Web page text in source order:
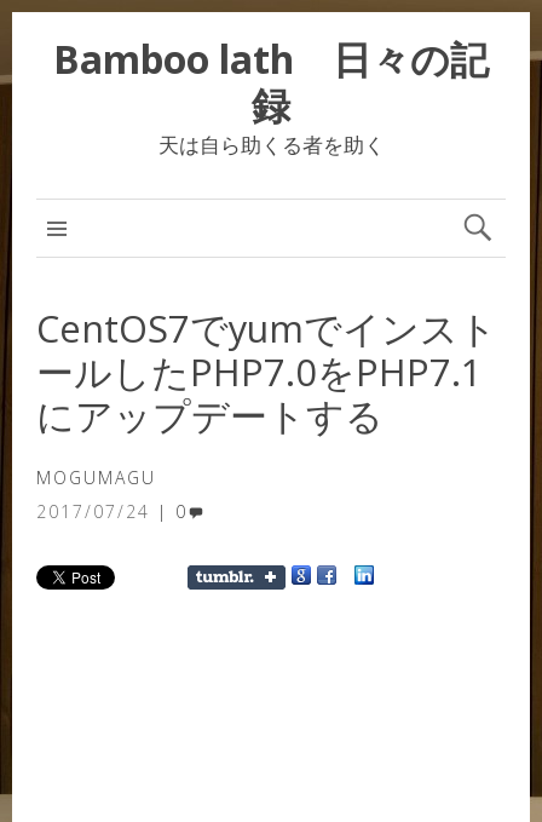
Bamboo lath 日々の記
録
天は自ら助くる者を助く
CentOS7でyumでインスト
ールしたPHP7.0をPHP7.1
にアップデートする
MOGUMAGU
2017/07/24
0